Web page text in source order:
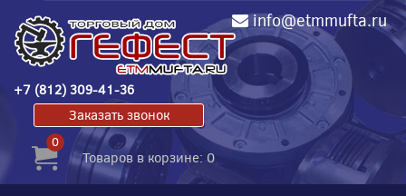
info@etmmufta.ru
+7 (812) 309-41-36
Заказать звонок
0
Товаров в корзине: 0